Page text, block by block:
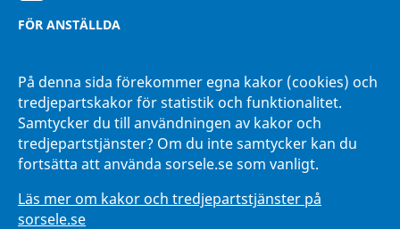
På denna sida förekommer egna kakor (cookies) och
tredjepartskakor för statistik och funktionalitet.
Samtycker du till användningen av kakor och
tredjepartstjänster? Om du inte samtycker kan du
fortsätta att använda sorsele.se som vanligt.
Läs mer om kakor och tredjepartstjänster på
sorsele.se
FÖR ANSTÄLLDA